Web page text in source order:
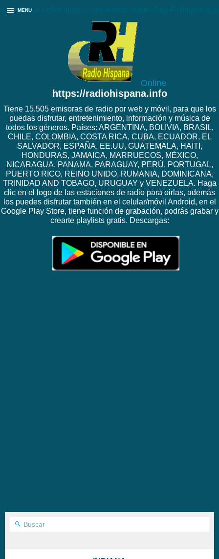
https://www.radiohispana.info/assets/images/
Online
https://radiohispana.info
Tiene 15.505 emisoras de radio por web y móvil, para que los
puedas disfrutar, entretenimiento, información y música de
todos los géneros. Países: ARGENTINA, BOLIVIA, BRASIL,
CHILE, COLOMBIA, COSTA RICA, CUBA, ECUADOR, EL
SALVADOR, ESPAÑA, EE.UU, GUATEMALA, HAITI,
HONDURAS, JAMAICA, MARRUECOS, MÉXICO,
NICARAGUA, PANAMA, PARAGUAY, PERÚ, PORTUGAL,
PUERTO RICO, REINO UNIDO, RUMANIA, DOMINICANA,
TRINIDAD AND TOBAGO, URUGUAY y VENEZUELA. Haga
clic en el logo de las estaciones de radio para oirlas, además
los puedes disfrutar también en el celular/móvil Android, en el
Google Play Store, tiene función de grabación, podrás grabar y
crearte playlists gratis. Descargas:
MENU